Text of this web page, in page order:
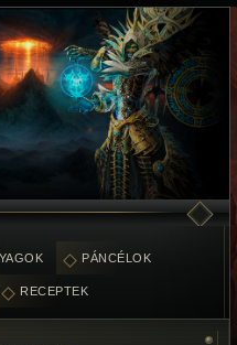
PÁNCÉLOK
RECEPTEK